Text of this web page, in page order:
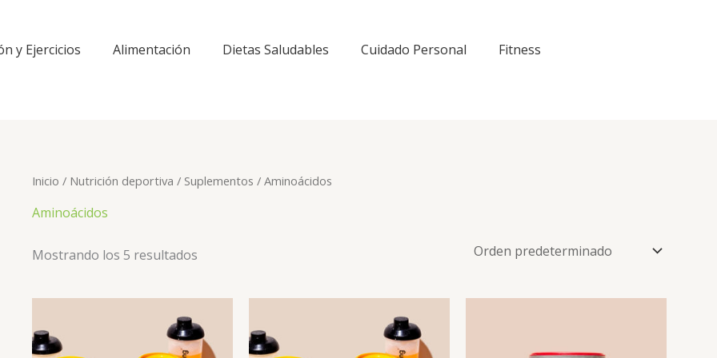
y Ejercicios Alimentación Dietas Saludables Cuidado Personal
Fitness
Inicio / Nutrición deportiva / Suplementos / Aminoácidos
Aminoácidos
Mostrando los 5 resultados